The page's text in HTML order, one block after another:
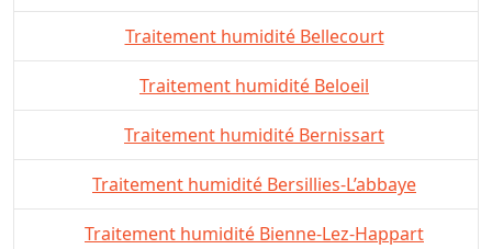
Traitement humidité Bellecourt
Traitement humidité Beloeil
Traitement humidité Bernissart
Traitement humidité Bersillies-L’abbaye
Traitement humidité Bienne-Lez-Happart